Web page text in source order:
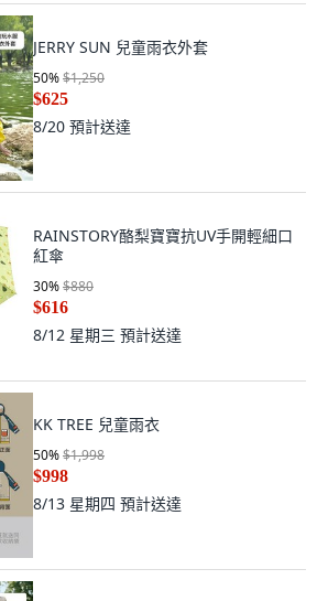
JERRY SUN 兒童雨衣外套
50%$1,250
$625
8/20 預計送達
RAINSTORY酪梨寶寶抗UV手開輕細口
紅傘
30%$880
$616
8/12 星期三 預計送達
KK TREE 兒童雨衣
50%$1,998
$998
8/13 星期四 預計送達